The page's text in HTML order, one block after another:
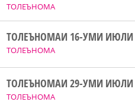
ТОЛЕЪНОМА
ТОЛЕЪНОМА
ТОЛЕЪНОМАИ 16-УМИ ИЮЛИ
ТОЛЕЪНОМА
ТОЛЕЪНОМАИ 29-УМИ ИЮЛИ